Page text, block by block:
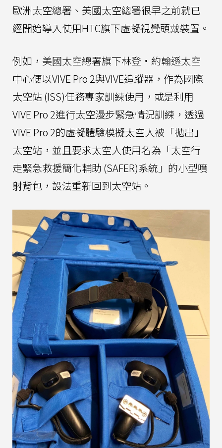
歐洲太空總署、美國太空總署很早之前就已
經開始導入使用HTC旗下虛擬視覺頭戴裝置。
例如，美國太空總署旗下林登·約翰遜太空
中心便以VIVE Pro 2與VIVE追蹤器，作為國際
太空站 (ISS)任務專家訓練使用，或是利用
VIVE Pro 2進行太空漫步緊急情況訓練，透過
VIVE Pro 2的虛擬體驗模擬太空人被「拋出」
太空站，並且要求太空人使用名為「太空行
走緊急救援簡化輔助 (SAFER)系統」的小型噴
射背包，設法重新回到太空站。